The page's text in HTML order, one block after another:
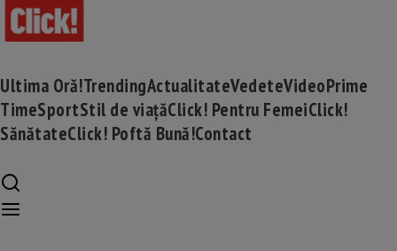
Ultima Oră!TrendingActualitateVedeteVideoPrime
TimeSportStil de viațăClick! Pentru FemeiClick!
SănătateClick! Poftă Bună!Contact